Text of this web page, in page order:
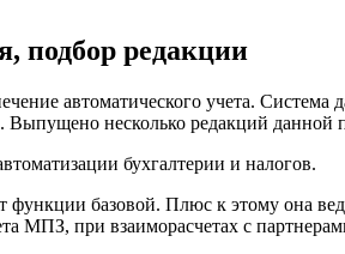
подбор редакции
автоматического учета.
Выпущено несколько редакций
бухгалтерии и налогов.
базовой. Плюс к этому она
МПЗ, при взаиморасчетах с